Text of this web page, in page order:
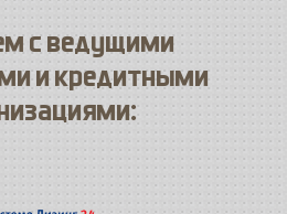
с ведущими
и кредитными